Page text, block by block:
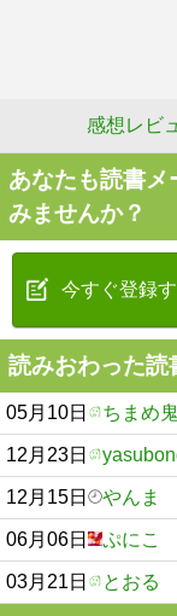
感想レビ
あなたも読書メ
みませんか？
今すぐ登録す
読みおわった読
05月10日 ちまめ
12月23日
12月15日 やんま
06月06日 ぷにこ
03月21日 とおる